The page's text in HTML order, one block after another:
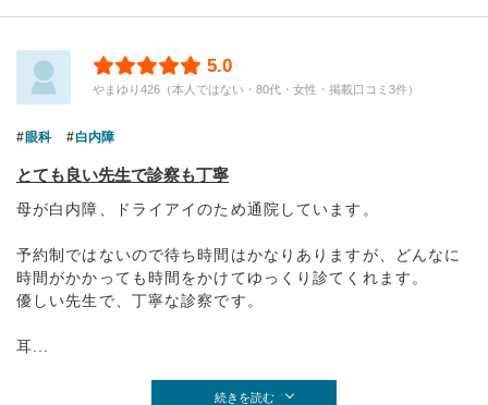
5.0
やまゆり426（本人ではない・80代・女性・掲載口コミ3件）
眼科 白内障
とても良い先生で診察も丁寧
母が白内障、ドライアイのため通院しています。
予約制ではないので待ち時間はかなりありますが、どんなに
時間がかかっても時間をかけてゆっくり診てくれます。
優しい先生で、丁寧な診察です。
耳...
続きを読む